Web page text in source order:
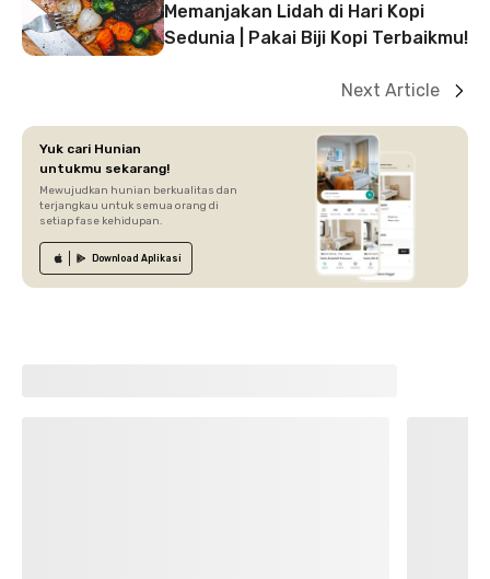
Memanjakan Lidah di Hari Kopi
Sedunia | Pakai Biji Kopi Terbaikmu!
Next Article
Yuk cari Hunian
untukmu sekarang!
Mewujudkan hunian berkualitas dan
terjangkau untuk semua orang di
setiap fase kehidupan.
Download Aplikasi